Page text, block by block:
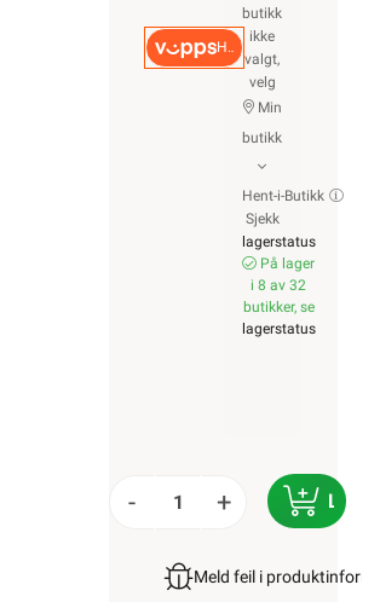
Hurtigkasse
butikk
ikke
valgt,
velg
Min
butikk
Hent-i-Butikk
Sjekk
lagerstatus
På lager
i 8 av 32
butikker, se
lagerstatus
- +
Meld feil i